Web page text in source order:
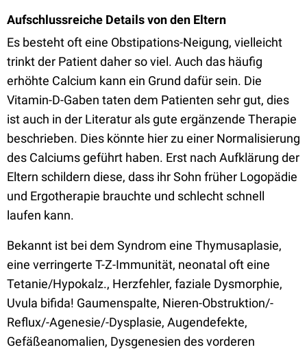
Aufschlussreiche Details von den Eltern
Es besteht oft eine Obstipations-Neigung, vielleicht
trinkt der Patient daher so viel. Auch das häufig
erhöhte Calcium kann ein Grund dafür sein. Die
Vitamin-D-Gaben taten dem Patienten sehr gut, dies
ist auch in der Literatur als gute ergänzende Therapie
beschrieben. Dies könnte hier zu einer Normalisierung
des Calciums geführt haben. Erst nach Aufklärung der
Eltern schildern diese, dass ihr Sohn früher Logopädie
und Ergotherapie brauchte und schlecht schnell
laufen kann.
Bekannt ist bei dem Syndrom eine Thymusaplasie,
eine verringerte T-Z-Immunität, neonatal oft eine
Tetanie/Hypokalz., Herzfehler, faziale Dysmorphie,
Uvula bifida! Gaumenspalte, Nieren-Obstruktion/-
Reflux/-Agenesie/-Dysplasie, Augendefekte,
Gefäßeanomalien, Dysgenesien des vorderen